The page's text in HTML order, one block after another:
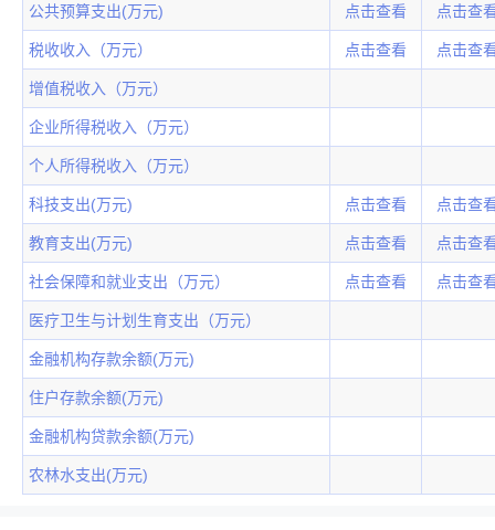
公共预算支出(万元) 点击查看 点击查
税收收入（万元） 点击查看 点击查
增值税收入（万元）
企业所得税收入（万元）
个人所得税收入（万元）
科技支出(万元) 点击查看 点击查
教育支出(万元) 点击查看 点击查
社会保障和就业支出（万元） 点击查看 点击查
医疗卫生与计划生育支出（万元）
金融机构存款余额(万元)
住户存款余额(万元)
金融机构贷款余额(万元)
农林水支出(万元)